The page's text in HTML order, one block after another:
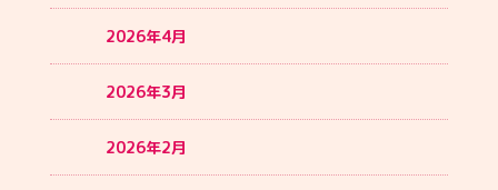
2026年4月
2026年3月
2026年2月